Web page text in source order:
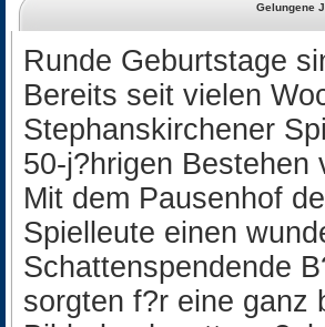
Gelungene
Runde Geburtstage
Bereits seit vielen
Stephanskirchener
50-j?hrigen Bestehen
Mit dem Pausenhof
Spielleute einen
Schattenspendende
sorgten f?r eine ganz